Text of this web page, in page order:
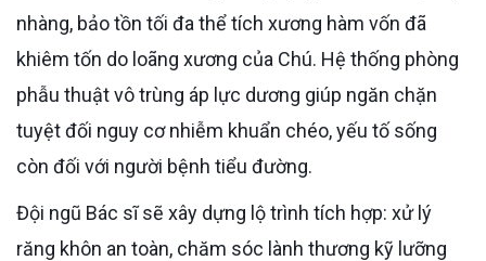
nhàng, bảo tồn tối đa thể tích xương hàm vốn đã
khiêm tốn do loãng xương của Chú. Hệ thống phòng
phẫu thuật vô trùng áp lực dương giúp ngăn chặn
tuyệt đối nguy cơ nhiễm khuẩn chéo, yếu tố sống
còn đối với người bệnh tiểu đường.
Đội ngũ Bác sĩ sẽ xây dựng lộ trình tích hợp: xử lý
răng khôn an toàn, chăm sóc lành thương kỹ lưỡng